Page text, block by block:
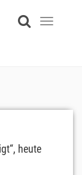
Toggle
heute